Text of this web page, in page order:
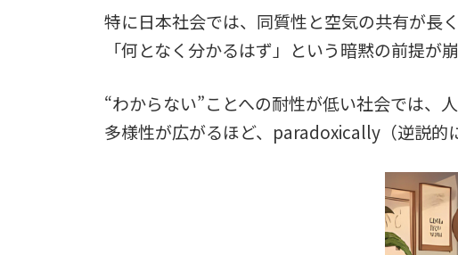
特に日本社会では、同質性と空気の共有が長
「何となく分かるはず」という暗黙の前提が
“わからない”ことへの耐性が低い社会では、
多様性が広がるほど、paradoxically（逆説的